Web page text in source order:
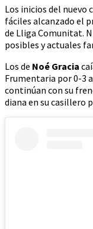
Los inicios del nuevo
fáciles alcanzado el
de Lliga Comunitat.
posibles y actuales
Los de Noé Gracia
Frumentaria por 0-3
continúan con su
diana en su casillero